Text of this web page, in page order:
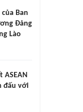
Ban
Đảng
Lào
ASEAN
đấu với